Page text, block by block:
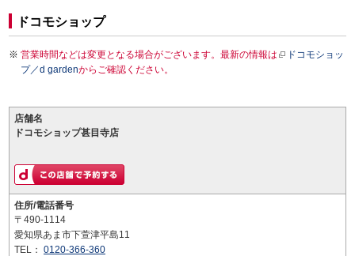
ドコモショップ
営業時間などは変更となる場合がございます。最新の情報は
ドコモショッ
プ／d gardenからご確認ください。
店舗名
ドコモショップ甚目寺店
住所/電話番号
〒490-1114
愛知県あま市下萱津平島11
TEL： 0120-366-360